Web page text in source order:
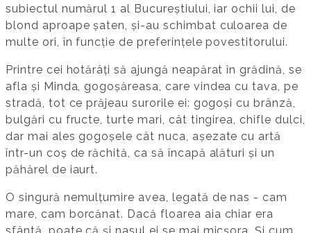
subiectul numărul 1 al Bucureștiului, iar ochii lui, de
blond aproape șaten, și-au schimbat culoarea de
multe ori, în funcție de preferințele povestitorului.
Printre cei hotărâți să ajungă neapărat în grădină, se
afla și Minda, gogoșăreasa, care vindea cu tava, pe
stradă, tot ce prăjeau surorile ei: gogoși cu brânză,
bulgări cu fructe, turte mari, cât tingirea, chifle dulci,
dar mai ales gogoșele cât nuca, așezate cu artă
într-un coș de răchită, ca să încapă alături și un
păhărel de iaurt.
O singură nemulțumire avea, legată de nas - cam
mare, cam borcănat. Dacă floarea aia chiar era